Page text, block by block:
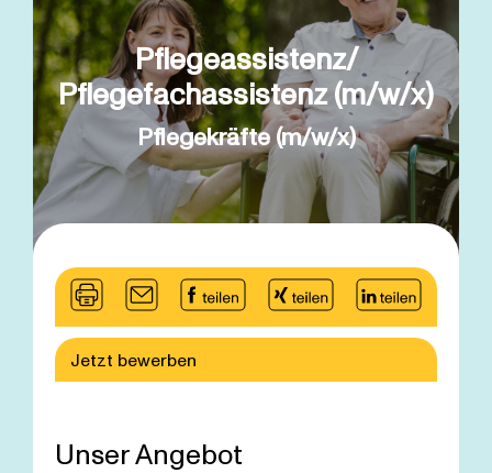
Pflegeassistenz/
Pflegefachassistenz (m/w/x)
Pflegekräfte (m/w/x)
Jetzt bewerben
Unser Angebot